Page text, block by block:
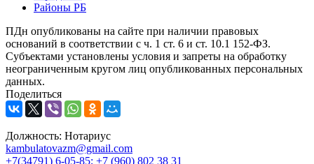
Районы РБ
ПДн опубликованы на сайте при наличии правовых
оснований в соответствии с ч. 1 ст. 6 и ст. 10.1 152-ФЗ.
Субъектами установлены условия и запреты на обработку
неограниченным кругом лиц опубликованных персональных
данных.
Поделиться
Должность: Нотариус
kambulatovazm@gmail.com
+7(34791) 6-05-85; +7 (960) 802 38 31